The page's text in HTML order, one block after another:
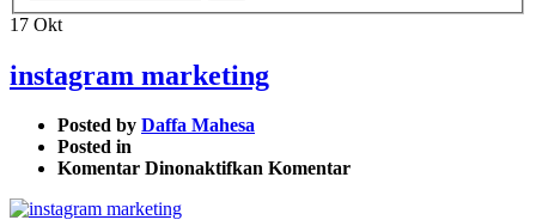
17 Okt
instagram marketing
Posted by Daffa Mahesa
Posted in
Komentar Dinonaktifkan pada
Komentar